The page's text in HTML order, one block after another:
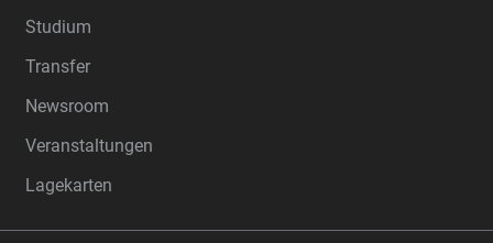
Studium
Transfer
Newsroom
Veranstaltungen
Lagekarten